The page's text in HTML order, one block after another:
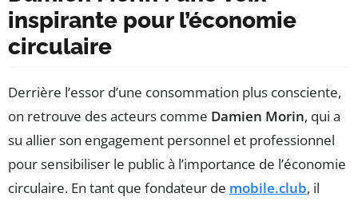
inspirante pour l’économie
circulaire
Derrière l’essor d’une consommation plus consciente,
on retrouve des acteurs comme Damien Morin, qui a
su allier son engagement personnel et professionnel
pour sensibiliser le public à l’importance de l’économie
circulaire. En tant que fondateur de mobile.club, il